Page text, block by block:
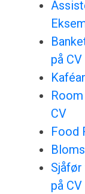
på CV
CV
Food
på CV